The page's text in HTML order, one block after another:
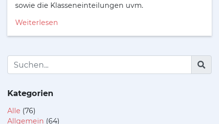
sowie die Klasseneinteilungen uvm.
Weiterlesen
Kategorien
Alle (76)
Allgemein (64)